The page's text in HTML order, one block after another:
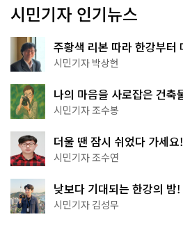
시민기자 인기뉴스
주황색 리본 따라 한강부
서울둘레길 15코스
시민기자 박상현
나의 마음을 사로잡은 건
상작 공개!
시민기자 조수봉
더울 땐 잠시 쉬었다 가세
·무더위쉼터까지
시민기자 조수연
낮보다 기대되는 한강의
핑' 예약은?
시민기자 김성무